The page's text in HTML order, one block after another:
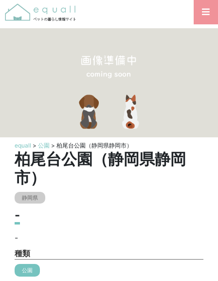
equall > 公園 > 柏尾台公園（静岡県静岡市）
柏尾台公園（静岡県静岡
市）
静岡県
-
-
種類
公園